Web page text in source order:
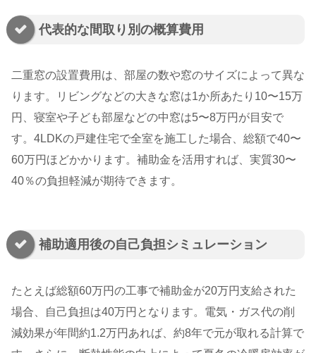
代表的な間取り別の概算費用
二重窓の設置費用は、部屋の数や窓のサイズによって異な
ります。リビングなどの大きな窓は1か所あたり10〜15万
円、寝室や子ども部屋などの中窓は5〜8万円が目安で
す。4LDKの戸建住宅で全室を施工した場合、総額で40〜
60万円ほどかかります。補助金を活用すれば、実質30〜
40％の負担軽減が期待できます。
補助適用後の自己負担シミュレーション
たとえば総額60万円の工事で補助金が20万円支給された
場合、自己負担は40万円となります。電気・ガス代の削
減効果が年間約1.2万円あれば、約8年で元が取れる計算で